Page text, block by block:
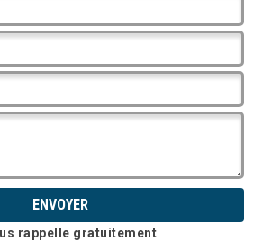
rappelle gratuitement